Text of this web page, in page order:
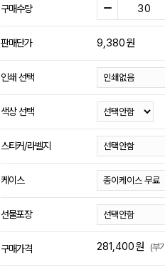
구매수량
판매단가 9,380원
인쇄 선택
색상 선택
스티커/라벨지
케이스
선물포장
구매가격 281,400원 (부